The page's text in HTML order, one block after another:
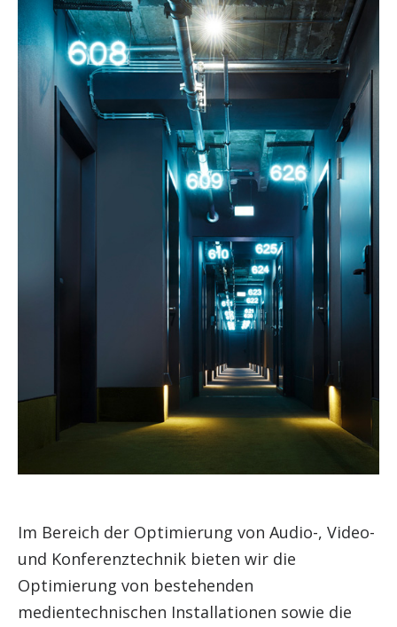
Im Bereich der Optimierung von Audio-, Video-
und Konferenztechnik bieten wir die
Optimierung von bestehenden
medientechnischen Installationen sowie die